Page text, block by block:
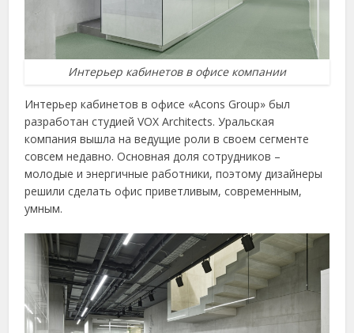
Интерьер кабинетов в офисе компании
Интерьер кабинетов в офисе «Acons Group» был
разработан студией VOX Architects. Уральская
компания вышла на ведущие роли в своем сегменте
совсем недавно. Основная доля сотрудников –
молодые и энергичные работники, поэтому дизайнеры
решили сделать офис приветливым, современным,
умным.